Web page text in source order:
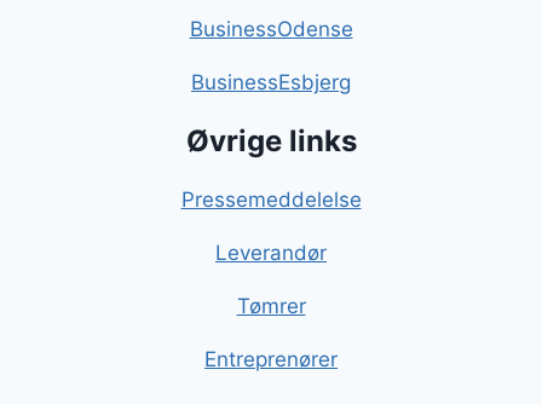
BusinessOdense
BusinessEsbjerg
Øvrige links
Pressemeddelelse
Leverandør
Tømrer
Entreprenører